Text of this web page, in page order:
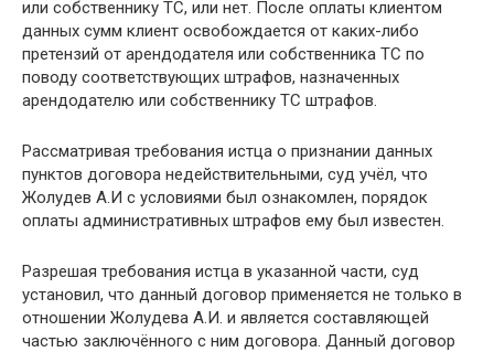
или собственнику ТС, или нет. После оплаты клиентом
данных сумм клиент освобождается от каких-либо
претензий от арендодателя или собственника ТС по
поводу соответствующих штрафов, назначенных
арендодателю или собственнику ТС штрафов.
Рассматривая требования истца о признании данных
пунктов договора недействительными, суд учёл, что
Жолудев А.И с условиями был ознакомлен, порядок
оплаты административных штрафов ему был известен.
Разрешая требования истца в указанной части, суд
установил, что данный договор применяется не только в
отношении Жолудева А.И. и является составляющей
частью заключённого с ним договора. Данный договор